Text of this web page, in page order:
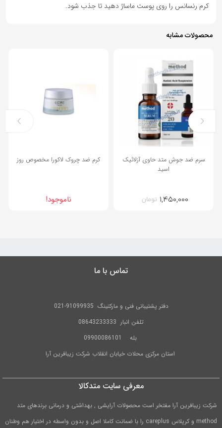
کرم رنسانس را روی پوست ماساژ دهید تا جذب شود.
محصولات مشابه
سرم ضد جوش متد حاوی آزلائیک
اسید
۱,۴۵۰,۰۰۰ تومان
کرم ضد چروک لاکورا مخصوص روز
ناموجود!
تماس با ما
دفتر پشتیبانی فنی و مارکتینگ 91099935-021
تلفن انبار 08643233333
بله
09900086101
استان مرکزی محلات خیابان انقلاب شرکت زیبافرین آرا
معرفی سایت متدکالا
شرکت زیبافرین آرا مفتخر است محصولات آرایشی , بهداشتی و درمانی برندهای متد
method و کرپلاس careplus را با ضمانت کاملا اصل و بدون واسطه در اختیار هم وطنان